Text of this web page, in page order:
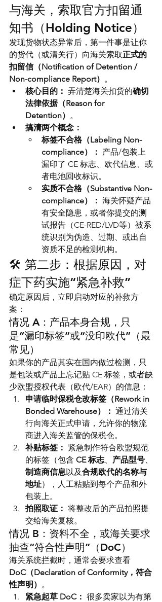
与海关，索取官方扣留通
知书（Holding Notice）
发现货物状态异常后，第一件事是让你
的货代（或清关行）向海关索取正式的
扣留信（Notification of Detention /
Non-compliance Report） 。
核心目的： 弄清楚海关扣货的确切
法律依据（Reason for
Detention） 。
搞清两个概念：
标签不合格（Labeling Non-
compliance）： 产品/包装上
漏印了 CE 标志、欧代信息、或
者电池回收标识。
实质不合格（Substantive Non-
compliance）： 海关怀疑产品
有安全隐患，或者你提交的测
试报告（CE-RED/LVD等）被系
统识别为伪造、过期、或出自
资质不足的检测机构。
🛠️ 第二步：根据原因，对
症下药实施“紧急补救”
确定原因后，立即启动对应的补救方
案：
情况 A：产品本身合规，只
是“漏印标签”或“没印欧代”（最
常见）
如果你的产品其实在国内做过检测，只
是包装或产品上忘记贴 CE 标签，或者缺
少欧盟授权代表（欧代/EAR）的信息：
申请临时保税仓改标签（Rework in
Bonded Warehouse）： 通过清关
行向海关正式申请，允许你的物流
商进入海关监管的保税仓。
补贴标签： 紧急制作符合欧盟规范
的标签（包含 CE 标志 产品型号
制造商信息以及合规欧代的名称与
地址），人工粘贴到每个产品和外
包装上。
拍照取证： 将整改后的产品拍照提
交给海关复核。
情况 B：资料不全，或海关要求
抽查“符合性声明”（DoC）
海关系统拦截时，通常会要求查看
DoC（Declaration of Conformity，符合
性声明） 。
紧急起草 DoC： 很多卖家以为有第